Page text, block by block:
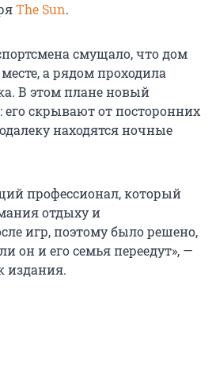
The Sun.
смущало, что дом
а рядом проходила
В этом плане новый
его скрывают от посторонних
находятся ночные
профессионал, который
отдыху и
игр, поэтому было решено,
он и его семья переедут», —
издания.